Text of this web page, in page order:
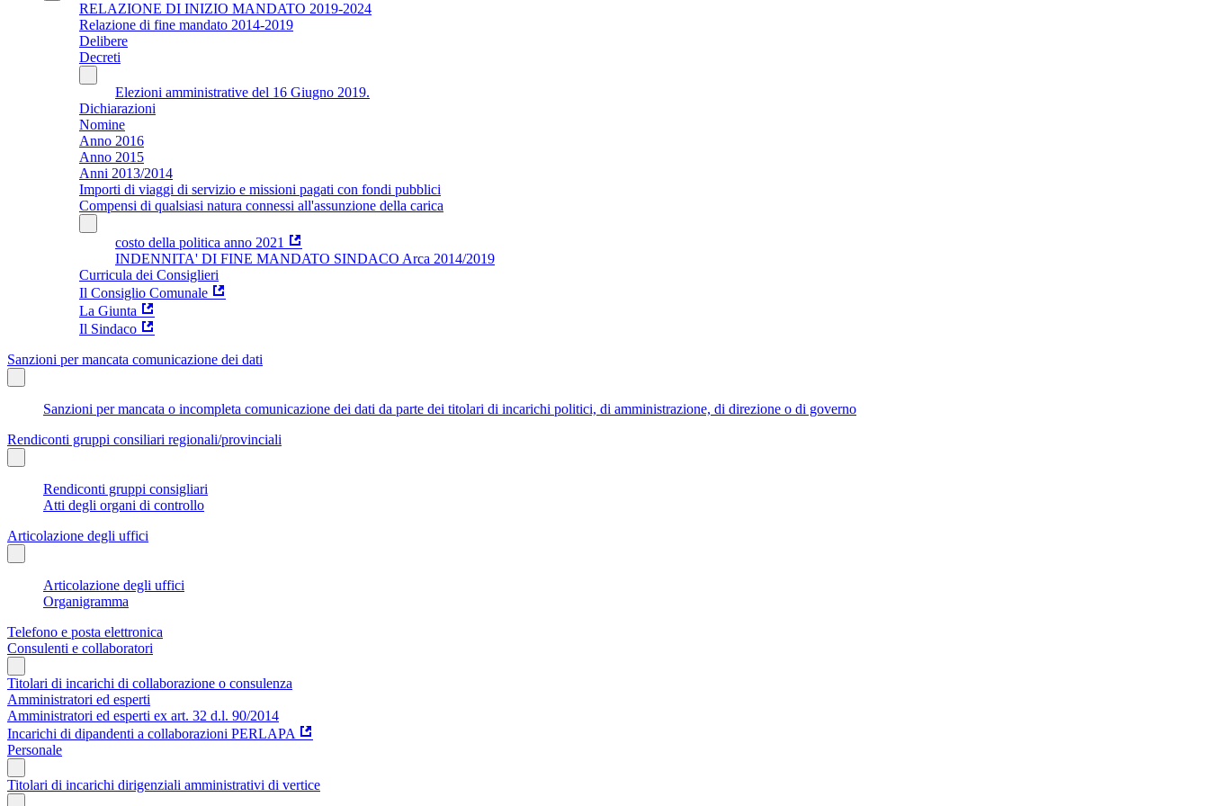
RELAZIONE DI INIZIO MANDATO 2019-2024
Relazione di fine mandato 2014-2019
Delibere
Decreti
Elezioni amministrative del 16 Giugno 2019.
Dichiarazioni
Nomine
Anno 2016
Anno 2015
Anni 2013/2014
Importi di viaggi di servizio e missioni pagati con fondi pubblici
Compensi di qualsiasi natura connessi all'assunzione della carica
costo della politica anno 2021
INDENNITA' DI FINE MANDATO SINDACO Arca 2014/2019
Curricula dei Consiglieri
Il Consiglio Comunale
La Giunta
Il Sindaco
Sanzioni per mancata comunicazione dei dati
Sanzioni per mancata o incompleta comunicazione dei dati da parte dei titolari di incarichi politici, di amministrazione, di direzione o di governo
Rendiconti gruppi consiliari regionali/provinciali
Rendiconti gruppi consigliari
Atti degli organi di controllo
Articolazione degli uffici
Articolazione degli uffici
Organigramma
Telefono e posta elettronica
Consulenti e collaboratori
Titolari di incarichi di collaborazione o consulenza
Amministratori ed esperti
Amministratori ed esperti ex art. 32 d.l. 90/2014
Incarichi di dipandenti a collaborazioni PERLAPA
Personale
Titolari di incarichi dirigenziali amministrativi di vertice